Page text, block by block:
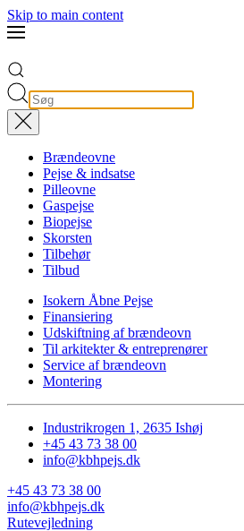
Skip to main content
Brændeovne
Pejse & indsatse
Pilleovne
Gaspejse
Biopejse
Skorsten
Tilbehør
Tilbud
Isokern Åbne Pejse
Finansiering
Udskiftning af brændeovn
Til arkitekter & entreprenører
Service af brændeovn
Montering
Industrikrogen 1, 2635 Ishøj
+45 43 73 38 00
info@kbhpejs.dk
+45 43 73 38 00
info@kbhpejs.dk
Rutevejledning